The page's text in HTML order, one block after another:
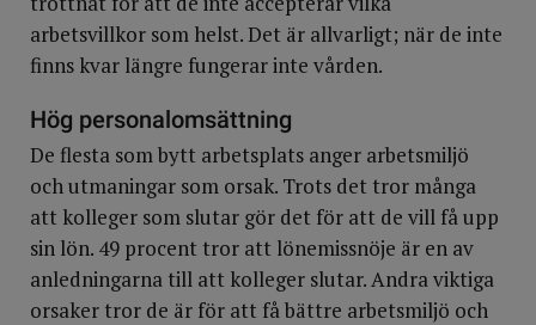
arbetsvillkor som helst. Det är allvarligt; när de inte
finns kvar längre fungerar inte vården.
Hög personalomsättning
De flesta som bytt arbetsplats anger arbetsmiljö
och utmaningar som orsak. Trots det tror många
att kolleger som slutar gör det för att de vill få upp
sin lön. 49 procent tror att lönemissnöje är en av
anledningarna till att kolleger slutar. Andra viktiga
orsaker tror de är för att få bättre arbetsmiljö och